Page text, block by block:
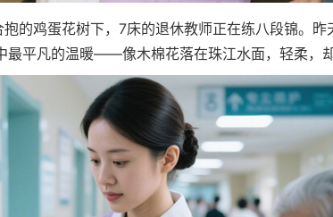
鸡蛋花树下，7床的退休教师正在练八段锦。昨
最平凡的温暖——像木棉花落在珠江水面，轻柔，却